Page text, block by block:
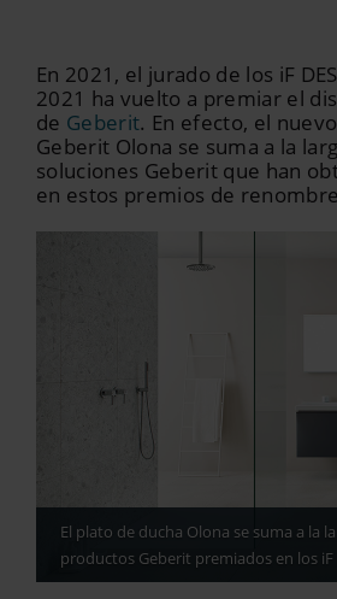
En 2021, el jurado de los iF
2021 ha vuelto a premiar el
de Geberit. En efecto, el
Geberit Olona se suma a la
soluciones Geberit que han
en estos premios de
El plato de ducha Olona se suma a la
productos Geberit premiados en los iF